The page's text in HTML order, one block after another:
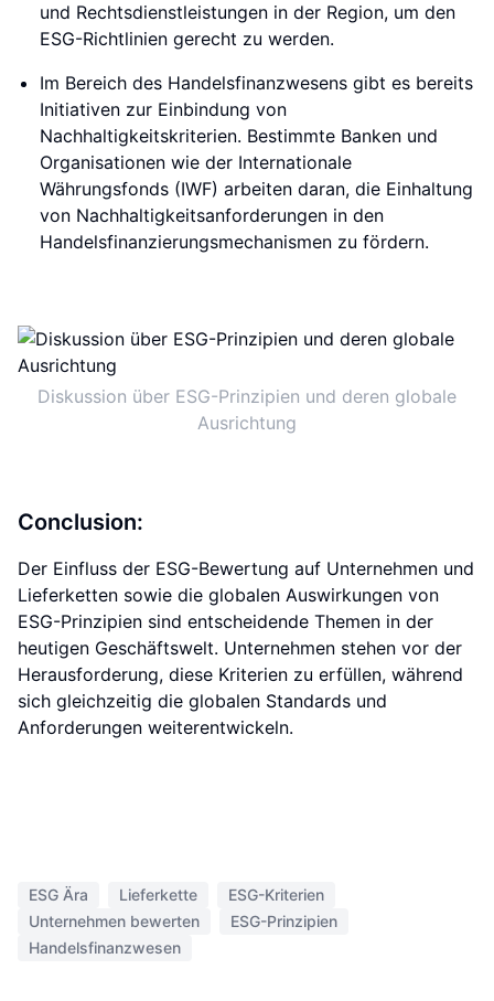
und Rechtsdienstleistungen in der Region, um den
ESG-Richtlinien gerecht zu werden.
Im Bereich des Handelsfinanzwesens gibt es bereits
Initiativen zur Einbindung von
Nachhaltigkeitskriterien. Bestimmte Banken und
Organisationen wie der Internationale
Währungsfonds (IWF) arbeiten daran, die Einhaltung
von Nachhaltigkeitsanforderungen in den
Handelsfinanzierungsmechanismen zu fördern.
Diskussion über ESG-Prinzipien und deren globale
Ausrichtung
Conclusion:
Der Einfluss der ESG-Bewertung auf Unternehmen und
Lieferketten sowie die globalen Auswirkungen von
ESG-Prinzipien sind entscheidende Themen in der
heutigen Geschäftswelt. Unternehmen stehen vor der
Herausforderung, diese Kriterien zu erfüllen, während
sich gleichzeitig die globalen Standards und
Anforderungen weiterentwickeln.
ESG Ära Lieferkette
ESG-Kriterien
Unternehmen bewerten
ESG-Prinzipien
Handelsfinanzwesen